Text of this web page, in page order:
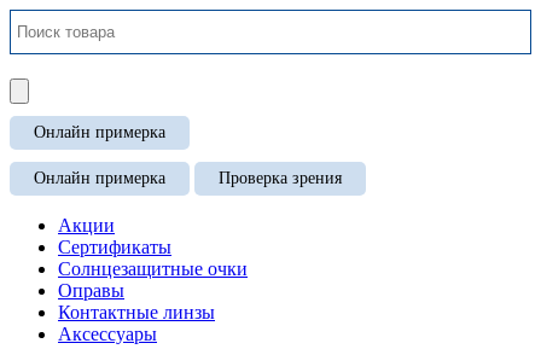
Онлайн примерка
Онлайн примерка Проверка зрения
Акции
Сертификаты
Солнцезащитные очки
Оправы
Контактные линзы
Аксессуары